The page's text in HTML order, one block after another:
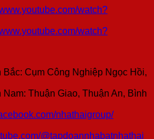
watch?
watch?
Bắc: Cụm Công Nghiệp Ngọc Hồi,
Thuận Giao, Thuận An, Bình
nhathaigroup/
@tapdoannhabatnhathai